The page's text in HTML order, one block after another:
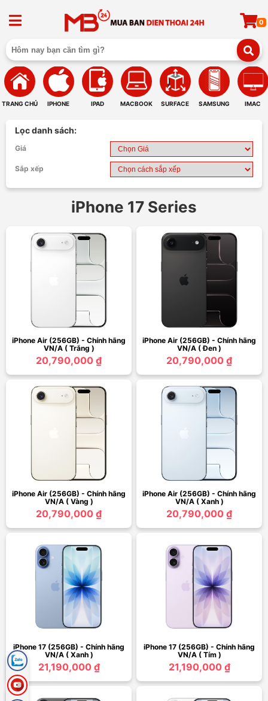
0
TRANG CHỦ IPHONE IPAD MACBOOK SURFACE SAMSUNG IMAC
Lọc danh sách:
Giá
Sắp xếp
iPhone 17 Series
iPhone Air (256GB) - Chính hãng
VN/A ( Trắng )
20,790,000 ₫
iPhone Air (256GB) - Chính hãng
VN/A ( Đen )
20,790,000 ₫
iPhone Air (256GB) - Chính hãng
VN/A ( Vàng )
20,790,000 ₫
iPhone Air (256GB) - Chính hãng
VN/A ( Xanh )
20,790,000 ₫
iPhone 17 (256GB) - Chính hãng
VN/A ( Xanh )
21,190,000 ₫
iPhone 17 (256GB) - Chính hãng
VN/A ( Tím )
21,190,000 ₫